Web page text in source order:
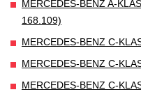
MERCEDES-BENZ A-
168.109)
MERCEDES-BENZ C-
MERCEDES-BENZ C-
MERCEDES-BENZ C-